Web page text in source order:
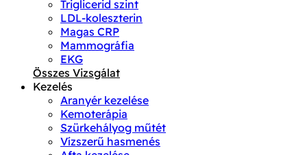
Triglicerid szint
LDL-koleszterin
Magas CRP
Mammográfia
EKG
Összes Vizsgálat
Kezelés
Aranyér kezelése
Kemoterápia
Szürkehályog műtét
Vízszerű hasmenés